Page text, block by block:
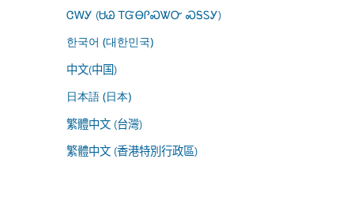
ᏣᎳᎩ (ᏌᏊ ᎢᏳᎾᎵᏍᏔᏅ ᏍᎦᏚᎩ)
한국어 (대한민국)
中文(中国)
日本語 (日本)
繁體中文 (台灣)
繁體中文 (香港特別行政區)